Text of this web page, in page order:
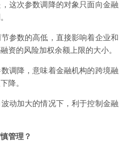
这次参数调降的对象只面向金融
参数的高低，直接影响着企业和
资的风险加权余额上限的大小。
调降，意味着金融机构的跨境融
降。
动加大的情况下，利于控制金融
管理？